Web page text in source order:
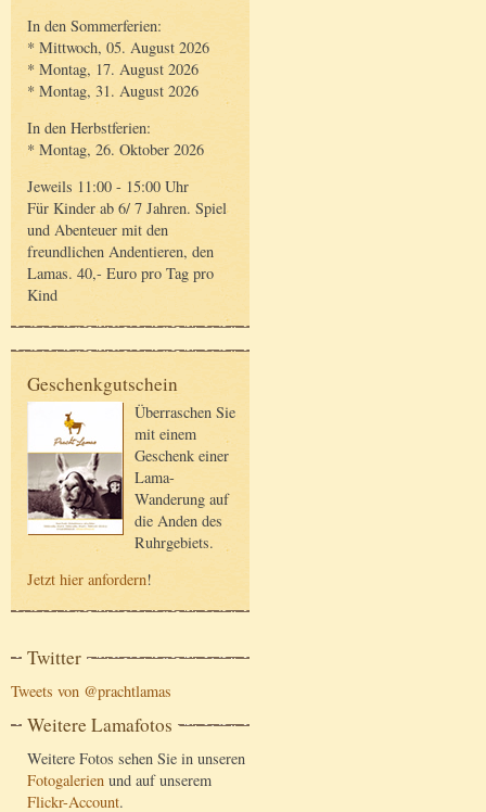
In den Sommerferien:
* Mittwoch, 05. August 2026
* Montag, 17. August 2026
* Montag, 31. August 2026
In den Herbstferien:
* Montag, 26. Oktober 2026
Jeweils 11:00 - 15:00 Uhr
Für Kinder ab 6/ 7 Jahren. Spiel
und Abenteuer mit den
freundlichen Andentieren, den
Lamas. 40,- Euro pro Tag pro
Kind
Geschenkgutschein
Überraschen Sie
mit einem
Geschenk einer
Lama-
Wanderung auf
die Anden des
Ruhrgebiets.
Jetzt hier anfordern!
Twitter
Tweets von @prachtlamas
Weitere Lamafotos
Weitere Fotos sehen Sie in unseren
Fotogalerien und auf unserem
Flickr-Account.